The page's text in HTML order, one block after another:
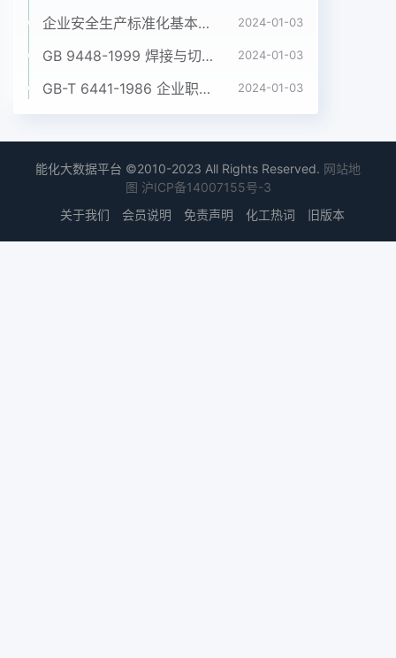
企业安全生产标准化基本规范 GB_T 33000-2016pdf 2024-01-03
GB 9448-1999 焊接与切割安全doc 2024-01-03
GB-T 6441-1986 企业职工伤亡事故分类pdf 2024-01-03
能化大数据平台 ©2010-2023 All Rights Reserved. 网站地
图 沪ICP备14007155号-3
关于我们
会员说明 免责声明 化工热词 旧版本